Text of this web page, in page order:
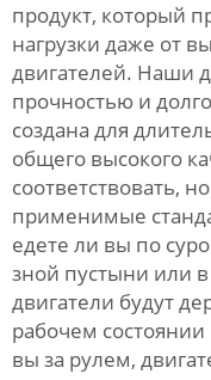
продукт, который
нагрузки даже от
двигателей. Наши
прочностью и
создана для
общего высокого
соответствовать,
применимые
едете ли вы по
зной пустыни или
двигатели будут
рабочем
вы за рулем,